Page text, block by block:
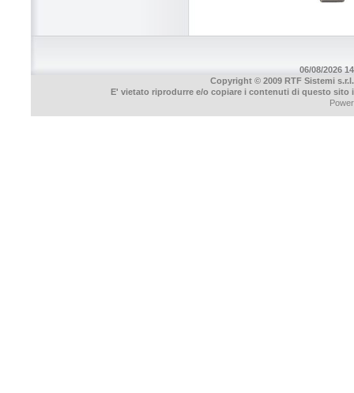
06/08/2026
Copyright © 2009 RTF Sistemi
E' vietato riprodurre e/o copiare i contenuti di questo